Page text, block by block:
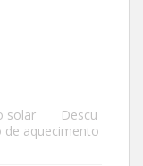
Descu
aquecimento